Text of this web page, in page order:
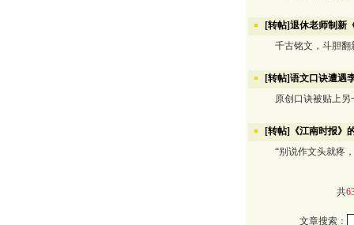
[转帖]退休老师制新
千古铭文，斗胆翻
[转帖]语文口诀遭遇
原创口诀被贴上另
[转帖]《江南时报》
“别说作文头就疼，
共
文章搜索：